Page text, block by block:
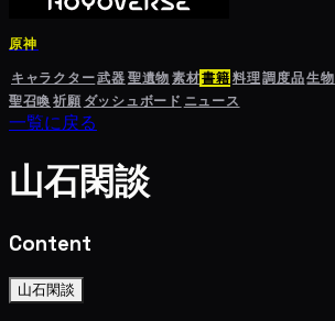
原神
キャラクター武器聖遺物素材書籍料理調度品生物
聖召喚祈願 ダッシュボード ニュース
一覧に戻る
山石閑談
Content
山石閑談